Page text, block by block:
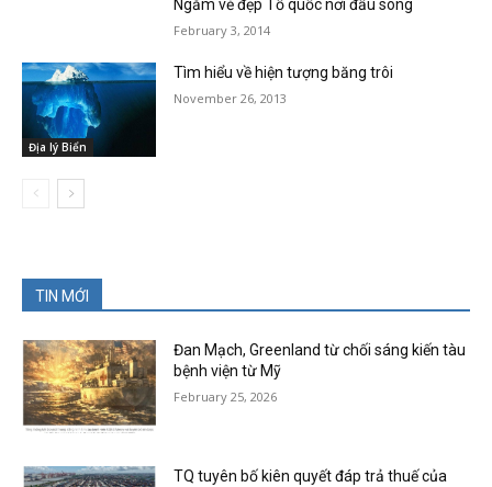
Ngắm vẻ đẹp Tổ quốc nơi đầu sóng
February 3, 2014
Địa lý Biển
Tìm hiểu về hiện tượng băng trôi
November 26, 2013
TIN MỚI
Đan Mạch, Greenland từ chối sáng kiến tàu
bệnh viện từ Mỹ
February 25, 2026
TQ tuyên bố kiên quyết đáp trả thuế của